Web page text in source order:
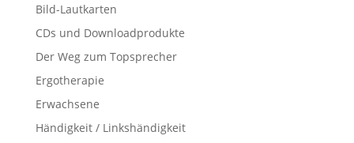
Bild-Lautkarten
CDs und Downloadprodukte
Der Weg zum Topsprecher
Ergotherapie
Erwachsene
Händigkeit / Linkshändigkeit